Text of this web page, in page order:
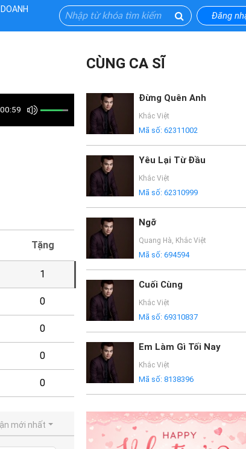
Đăng
00:59
Tặng
1
0
0
0
0
CÙNG CA SĨ
Đừng Quên Anh
Khắc Việt
Mã số:62311002
Yêu Lại Từ Đầu
Khắc Việt
Mã số:62310999
Ngỡ
Quang Hà, Khắc Việt
Mã số:694594
Cuối Cùng
Khắc Việt
Mã số:69310837
Em Làm Gì Tối Nay
Khắc Việt
Mã số:8138396
mới nhất